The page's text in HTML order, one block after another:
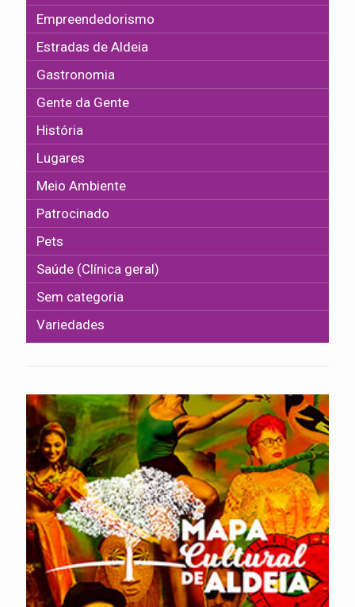
Empreendedorismo
Estradas de Aldeia
Gastronomia
Gente da Gente
História
Lugares
Meio Ambiente
Patrocinado
Pets
Saúde (Clínica geral)
Sem categoria
Variedades